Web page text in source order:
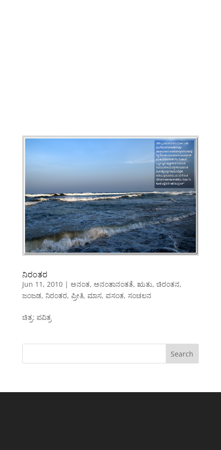
ನಿರಂತರ
Jun 11, 2010| ಅನಂತ, ಅನಂತಾನಂತತೆ, ಋತು, ಚಿರಂತನ,
ಜಂಜಡ, ನಿರಂತರ, ಪ್ರೀತಿ, ಮಾಸ, ವಸಂತ, ಸಂಚಲನ
ಚಿತ್ರ: ಪವಿತ್ರ